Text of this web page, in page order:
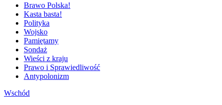
Brawo Polska!
Kasta basta!
Polityka
Wojsko
Pamiętamy
Sondaż
Wieści z kraju
Prawo i Sprawiedliwość
Antypolonizm
Wschód